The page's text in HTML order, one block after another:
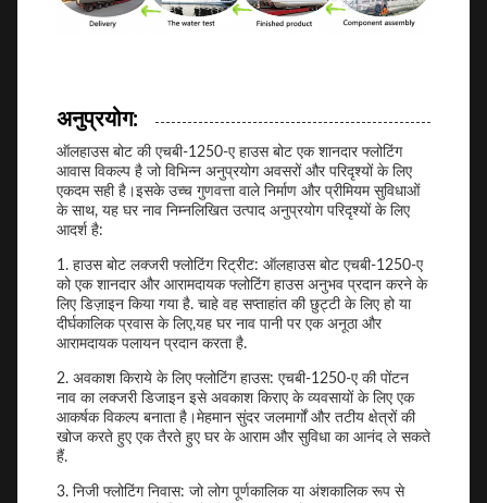
अनुप्रयोग:
ऑलहाउस बोट की एचबी-1250-ए हाउस बोट एक शानदार फ्लोटिंग
आवास विकल्प है जो विभिन्न अनुप्रयोग अवसरों और परिदृश्यों के लिए
एकदम सही है।इसके उच्च गुणवत्ता वाले निर्माण और प्रीमियम सुविधाओं
के साथ, यह घर नाव निम्नलिखित उत्पाद अनुप्रयोग परिदृश्यों के लिए
आदर्श है:
1. हाउस बोट लक्जरी फ्लोटिंग रिट्रीट: ऑलहाउस बोट एचबी-1250-ए
को एक शानदार और आरामदायक फ्लोटिंग हाउस अनुभव प्रदान करने के
लिए डिज़ाइन किया गया है. चाहे वह सप्ताहांत की छुट्टी के लिए हो या
दीर्घकालिक प्रवास के लिए,यह घर नाव पानी पर एक अनूठा और
आरामदायक पलायन प्रदान करता है.
2. अवकाश किराये के लिए फ्लोटिंग हाउस: एचबी-1250-ए की पोंटन
नाव का लक्जरी डिजाइन इसे अवकाश किराए के व्यवसायों के लिए एक
आकर्षक विकल्प बनाता है।मेहमान सुंदर जलमार्गों और तटीय क्षेत्रों की
खोज करते हुए एक तैरते हुए घर के आराम और सुविधा का आनंद ले सकते
हैं.
3. निजी फ्लोटिंग निवास: जो लोग पूर्णकालिक या अंशकालिक रूप से